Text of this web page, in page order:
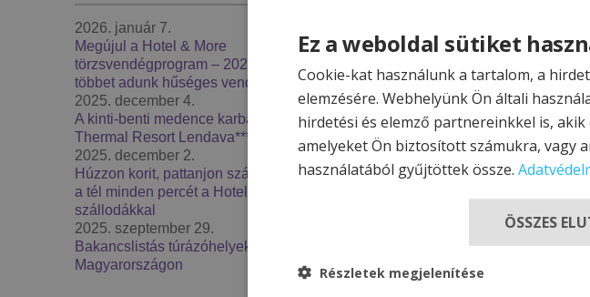
2026. január 7.
Megújul a Hotel & More
törzsvendégprogram – 2026-ban még
többet adunk hűséges vendégeinknek
2025. december 4.
A kinti-benti medence karbantartás -
Thermal Resort Lendava***
2025. december 2.
Húzzon korit, pattanjon szánkóra – Élje át
a tél minden percét a Hotel & More
szállodákkal
2025. szeptember 29.
Bakancslistás túrázóhelyek
Magyarországon
Ez a weboldal sütiket
Cookie-kat használunk a tartalom, a
elemzésére. Webhelyünk Ön általi
hirdetési és elemző partnereinkkel is,
amelyeket Ön biztosított számukra, vagy
használatából gyűjtöttek össze.
ÖSSZES
Részletek megjelenítése